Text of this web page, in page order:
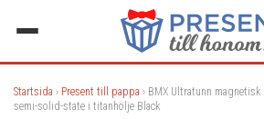
Startsida › Present till pappa › BMX Ultratunn
semi-solid-state i titanhölje Black